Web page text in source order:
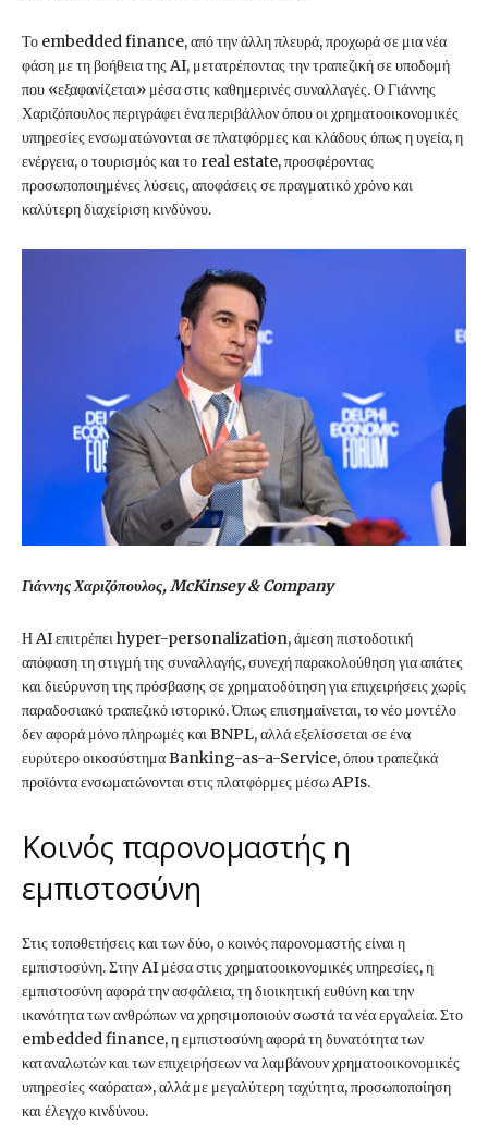
Το embedded finance, από την άλλη πλευρά, προχωρά σε μια νέα
φάση με τη βοήθεια της AI, μετατρέποντας την τραπεζική σε υποδομή
που «εξαφανίζεται» μέσα στις καθημερινές συναλλαγές. Ο Γιάννης
Χαριζόπουλος περιγράφει ένα περιβάλλον όπου οι χρηματοοικονομικές
υπηρεσίες ενσωματώνονται σε πλατφόρμες και κλάδους όπως η υγεία, η
ενέργεια, ο τουρισμός και το real estate, προσφέροντας
προσωποποιημένες λύσεις, αποφάσεις σε πραγματικό χρόνο και
καλύτερη διαχείριση κινδύνου.
Γιάννης Χαριζόπουλος, McKinsey & Company
Η AI επιτρέπει hyper-personalization, άμεση πιστοδοτική
απόφαση τη στιγμή της συναλλαγής, συνεχή παρακολούθηση για απάτες
και διεύρυνση της πρόσβασης σε χρηματοδότηση για επιχειρήσεις χωρίς
παραδοσιακό τραπεζικό ιστορικό. Όπως επισημαίνεται, το νέο μοντέλο
δεν αφορά μόνο πληρωμές και BNPL, αλλά εξελίσσεται σε ένα
ευρύτερο οικοσύστημα Banking-as-a-Service, όπου τραπεζικά
προϊόντα ενσωματώνονται στις πλατφόρμες μέσω APIs.
Κοινός παρονομαστής η
εμπιστοσύνη
Στις τοποθετήσεις και των δύο, ο κοινός παρονομαστής είναι η
εμπιστοσύνη. Στην AI μέσα στις χρηματοοικονομικές υπηρεσίες, η
εμπιστοσύνη αφορά την ασφάλεια, τη διοικητική ευθύνη και την
ικανότητα των ανθρώπων να χρησιμοποιούν σωστά τα νέα εργαλεία. Στο
embedded finance, η εμπιστοσύνη αφορά τη δυνατότητα των
καταναλωτών και των επιχειρήσεων να λαμβάνουν χρηματοοικονομικές
υπηρεσίες «αόρατα», αλλά με μεγαλύτερη ταχύτητα, προσωποποίηση
και έλεγχο κινδύνου.